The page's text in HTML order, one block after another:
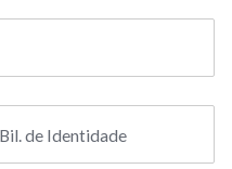
de Identidade